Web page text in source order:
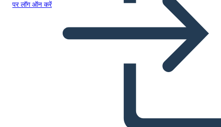
पर लॉग ऑन करें
canadese dalla preistoria al